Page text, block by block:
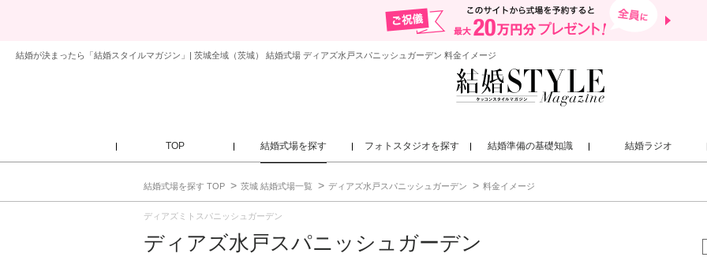
結婚が決まったら「結婚スタイルマガジン」| 茨城全域（茨城） 結婚式場 ディアズ水戸スパニッシュガーデン 料金イメージ
TOP 結婚式場を探す フォトスタジオを探す 結婚準備の基礎知識 結婚ラジオ
結婚式場を探す TOP 茨城 結婚式場一覧 ディアズ水戸スパニッシュガーデン 料金イメージ
ディアズミトスパニッシュガーデン
ディアズ水戸スパニッシュガーデン